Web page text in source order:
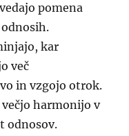
pomena
kar
več
in vzgojo otrok.
harmonijo v
odnosov.